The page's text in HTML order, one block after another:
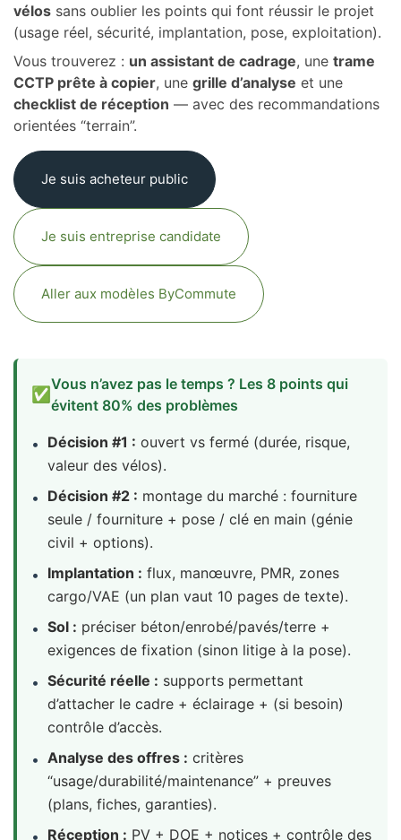
Acheteur public : comment structurer un marché d’abris
vélos (sans oublier l’essentiel)
Solutions ByCommute typiques en marché public (repères
rapides)
Entreprise candidate : comment répondre proprement
(sans perdre de points)
CCTP “abris vélos” prêt à copier (base simple, orientée
usage)
Analyse des offres : grille simple (copiable)
Vous voulez sécuriser votre DCE (ou valider une solution)
vélos sans oublier les points qui font réussir le projet
(usage réel, sécurité, implantation, pose, exploitation).
Vous trouverez : un assistant de cadrage, une trame
CCTP prête à copier, une grille d’analyse et une
checklist de réception — avec des recommandations
orientées “terrain”.
Je suis acheteur public
Je suis entreprise candidate
Aller aux modèles ByCommute
✅
Vous n’avez pas le temps ? Les 8 points qui
évitent 80% des problèmes
• Décision #1 : ouvert vs fermé (durée, risque,
valeur des vélos).
• Décision #2 : montage du marché : fourniture
seule / fourniture + pose / clé en main (génie
civil + options).
• Implantation : flux, manœuvre, PMR, zones
cargo/VAE (un plan vaut 10 pages de texte).
• Sol : préciser béton/enrobé/pavés/terre +
exigences de fixation (sinon litige à la pose).
• Sécurité réelle : supports permettant
d’attacher le cadre + éclairage + (si besoin)
contrôle d’accès.
• Analyse des offres : critères
“usage/durabilité/maintenance” + preuves
(plans, fiches, garanties).
Réception : PV + DOE + notices + contrôle des